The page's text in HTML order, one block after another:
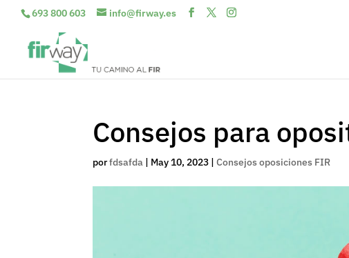
693 800 603 info@firway.es
Consejos para
porfdsafda | May 10, 2023 |Consejos oposiciones FIR